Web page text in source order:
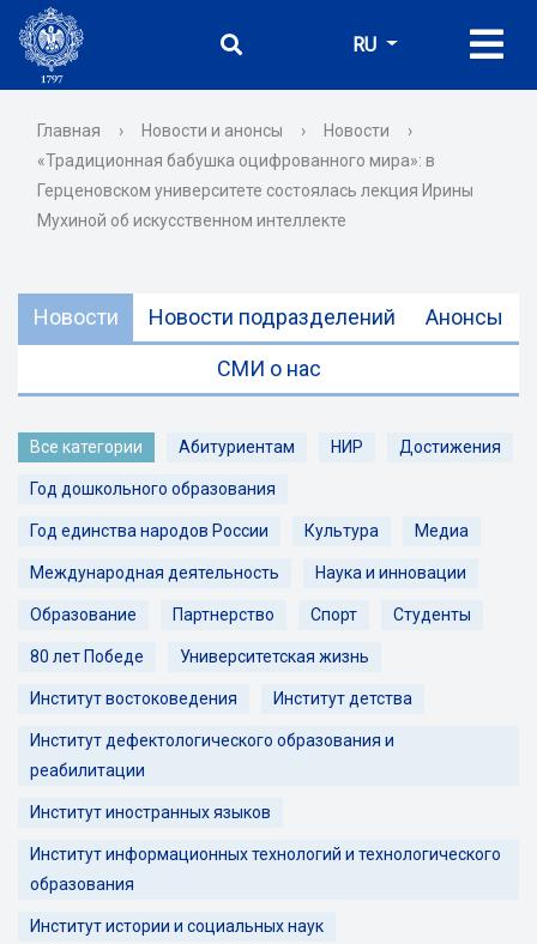
RU
Главная › Новости и анонсы › Новости
›
«Традиционная бабушка оцифрованного мира»: в
Герценовском университете состоялась лекция Ирины
Мухиной об искусственном интеллекте
Новости Новости подразделений Анонсы
СМИ о нас
Все категории Абитуриентам НИР Достижения
Год дошкольного образования
Год единства народов России Культура Медиа
Международная деятельность Наука и инновации
Образование Партнерство Спорт Студенты
80 лет Победе Университетская жизнь
Институт востоковедения Институт детства
Институт дефектологического образования и
реабилитации
Институт иностранных языков
Институт информационных технологий и технологического
образования
Институт истории и социальных наук